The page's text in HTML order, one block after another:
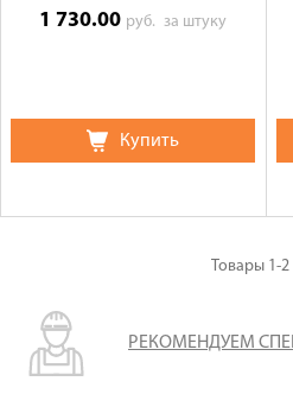
1 730.00 руб.за штуку
Купить
Товары 1-2
РЕКОМЕНДУЕМ